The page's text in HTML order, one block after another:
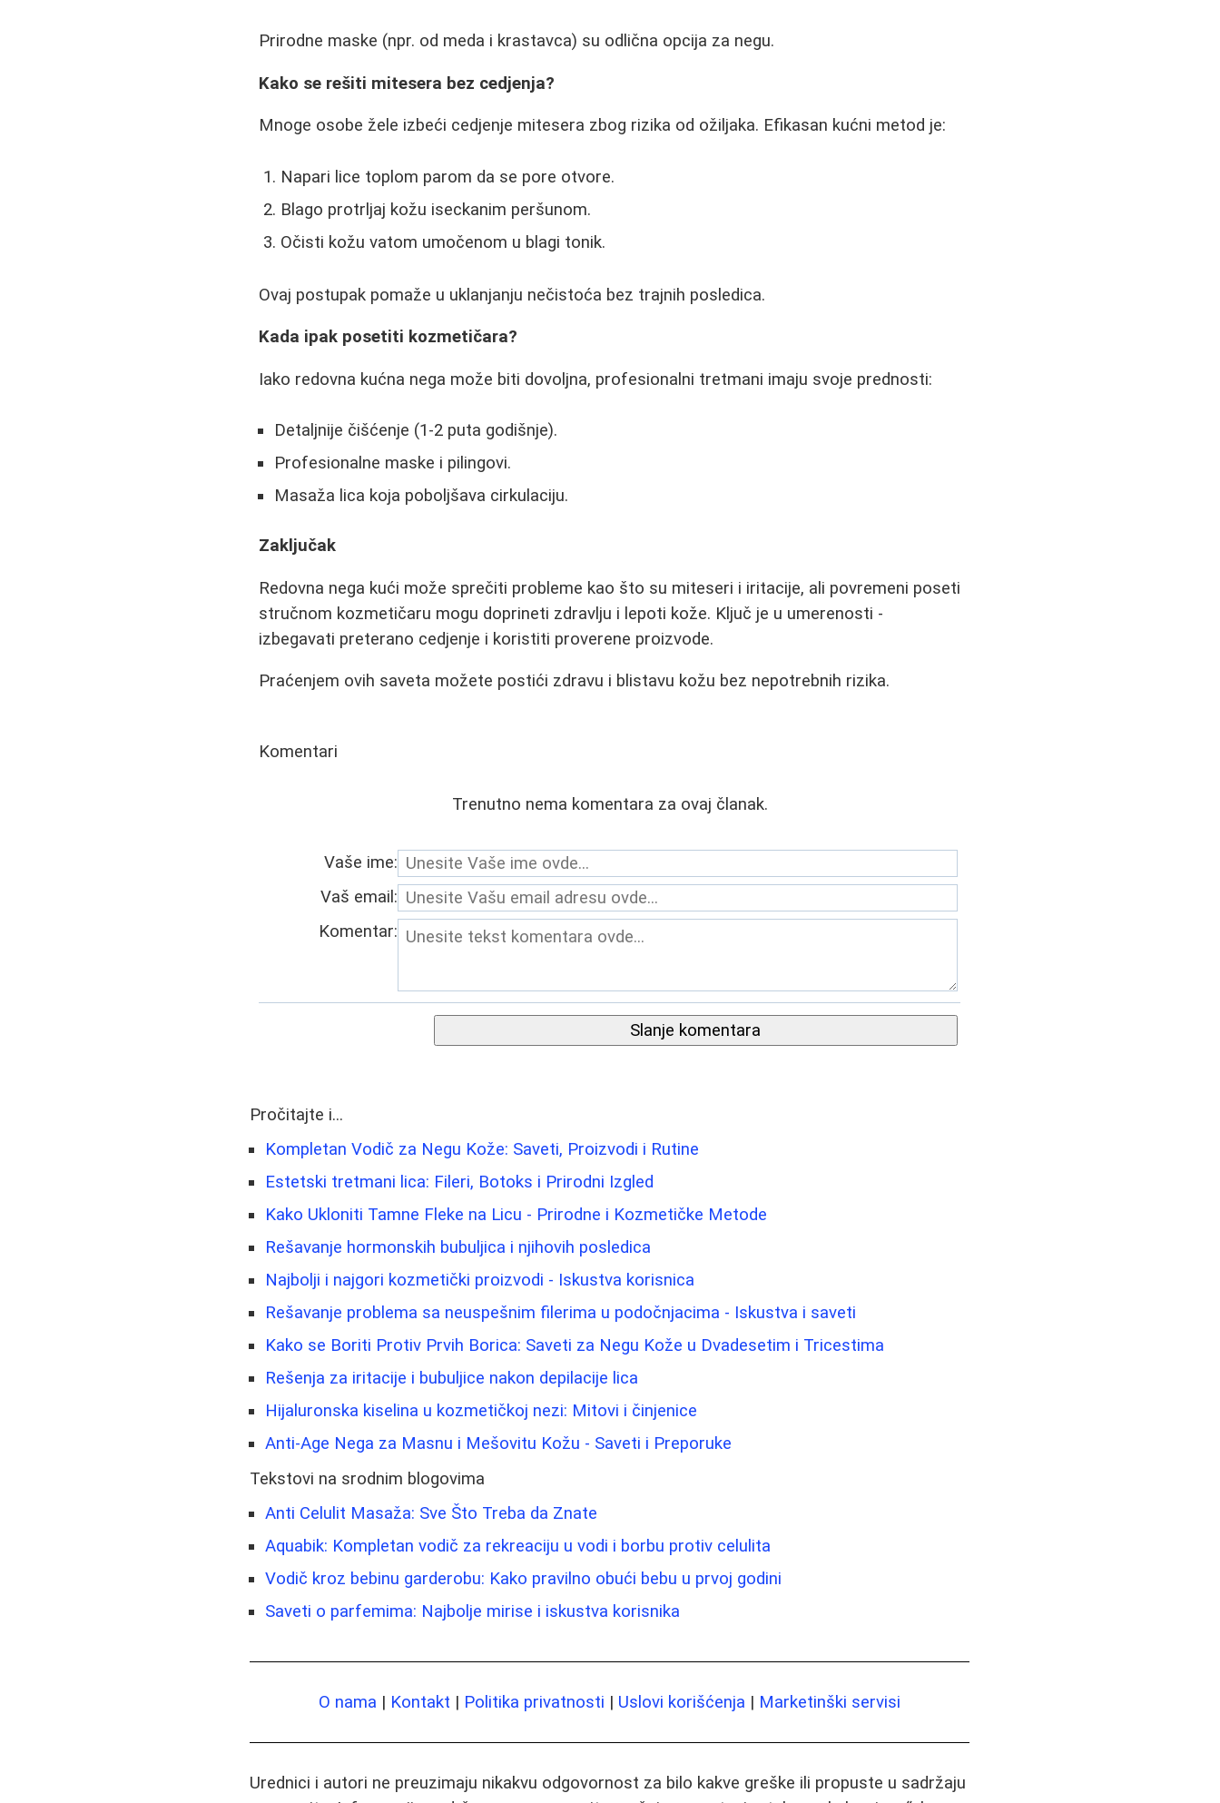
Prirodne maske (npr. od meda i krastavca) su odlična opcija za negu.
Kako se rešiti mitesera bez cedjenja?
Mnoge osobe žele izbeći cedjenje mitesera zbog rizika od ožiljaka. Efikasan kućni metod je:
Napari lice toplom parom da se pore otvore.
Blago protrljaj kožu iseckanim peršunom.
Očisti kožu vatom umočenom u blagi tonik.
Ovaj postupak pomaže u uklanjanju nečistoća bez trajnih posledica.
Kada ipak posetiti kozmetičara?
Iako redovna kućna nega može biti dovoljna, profesionalni tretmani imaju svoje prednosti:
Detaljnije čišćenje (1-2 puta godišnje).
Profesionalne maske i pilingovi.
Masaža lica koja poboljšava cirkulaciju.
Zaključak
Redovna nega kući može sprečiti probleme kao što su miteseri i iritacije, ali povremeni poseti
stručnom kozmetičaru mogu doprineti zdravlju i lepoti kože. Ključ je u umerenosti -
izbegavati preterano cedjenje i koristiti proverene proizvode.
Praćenjem ovih saveta možete postići zdravu i blistavu kožu bez nepotrebnih rizika.
Komentari
Trenutno nema komentara za ovaj članak.
Vaše ime:
Vaš email:
Komentar:
Slanje komentara
Pročitajte i...
Kompletan Vodič za Negu Kože: Saveti, Proizvodi i Rutine
Estetski tretmani lica: Fileri, Botoks i Prirodni Izgled
Kako Ukloniti Tamne Fleke na Licu - Prirodne i Kozmetičke Metode
Rešavanje hormonskih bubuljica i njihovih posledica
Najbolji i najgori kozmetički proizvodi - Iskustva korisnica
Rešavanje problema sa neuspešnim filerima u podočnjacima - Iskustva i saveti
Kako se Boriti Protiv Prvih Borica: Saveti za Negu Kože u Dvadesetim i Tricestima
Rešenja za iritacije i bubuljice nakon depilacije lica
Hijaluronska kiselina u kozmetičkoj nezi: Mitovi i činjenice
Anti-Age Nega za Masnu i Mešovitu Kožu - Saveti i Preporuke
Tekstovi na srodnim blogovima
Anti Celulit Masaža: Sve Što Treba da Znate
Aquabik: Kompletan vodič za rekreaciju u vodi i borbu protiv celulita
Vodič kroz bebinu garderobu: Kako pravilno obući bebu u prvoj godini
Saveti o parfemima: Najbolje mirise i iskustva korisnika
O nama | Kontakt | Politika privatnosti | Uslovi korišćenja | Marketinški servisi
Urednici i autori ne preuzimaju nikakvu odgovornost za bilo kakve greške ili propuste u sadržaju